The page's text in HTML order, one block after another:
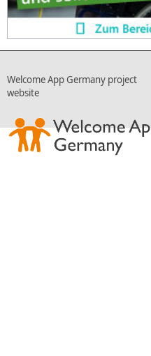
Welcome App Germany project
website